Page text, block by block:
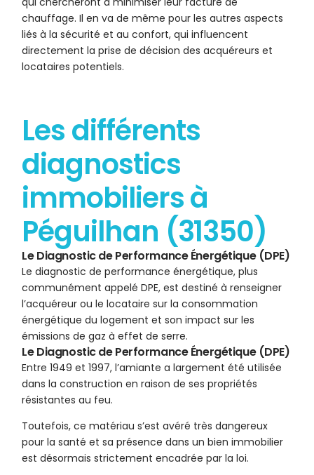
chauffage. Il en va de même pour les autres aspects
liés à la sécurité et au confort, qui influencent
directement la prise de décision des acquéreurs et
locataires potentiels.
Les différents
diagnostics
immobiliers à
Péguilhan (31350)
Le Diagnostic de Performance Énergétique (DPE)
Le diagnostic de performance énergétique, plus
communément appelé DPE, est destiné à renseigner
l’acquéreur ou le locataire sur la consommation
énergétique du logement et son impact sur les
émissions de gaz à effet de serre.
Le Diagnostic de Performance Énergétique (DPE)
Entre 1949 et 1997, l’amiante a largement été utilisée
dans la construction en raison de ses propriétés
résistantes au feu.
Toutefois, ce matériau s’est avéré très dangereux
pour la santé et sa présence dans un bien immobilier
est désormais strictement encadrée par la loi.